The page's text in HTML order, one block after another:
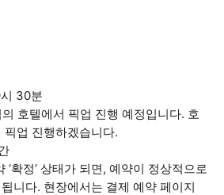
30분
호텔에서 픽업 진행 예정입니다. 호
업 진행하겠습니다.
‘확정’ 상태가 되면, 예약이 정상적으로
니다. 현장에서는 결제 예약 페이지